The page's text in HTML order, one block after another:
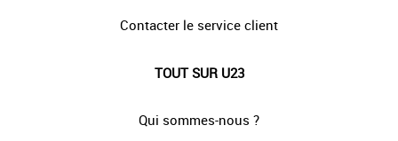
Contacter le service client
TOUT SUR U23
Qui sommes-nous ?